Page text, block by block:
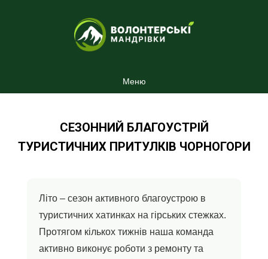
Меню
СЕЗОННИЙ БЛАГОУСТРІЙ
ТУРИСТИЧНИХ ПРИТУЛКІВ ЧОРНОГОРИ
Літо – сезон активного благоустрою в
туристичних хатинках на гірських стежках.
Протягом кількох тижнів наша команда
активно виконує роботи з ремонту та